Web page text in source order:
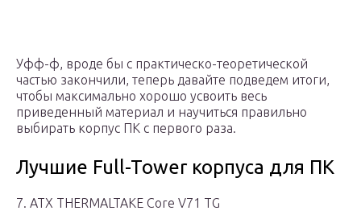
Уфф-ф, вроде бы с практическо-теоретической
частью закончили, теперь давайте подведем итоги,
чтобы максимально хорошо усвоить весь
приведенный материал и научиться правильно
выбирать корпус ПК с первого раза.
Лучшие Full-Tower корпуса для ПК
7. ATX THERMALTAKE Core V71 TG